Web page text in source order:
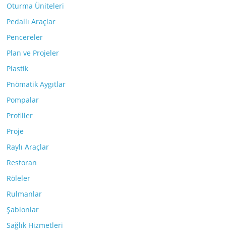
Oturma Üniteleri
Pedallı Araçlar
Pencereler
Plan ve Projeler
Plastik
Pnömatik Aygıtlar
Pompalar
Profiller
Proje
Raylı Araçlar
Restoran
Röleler
Rulmanlar
Şablonlar
Sağlık Hizmetleri